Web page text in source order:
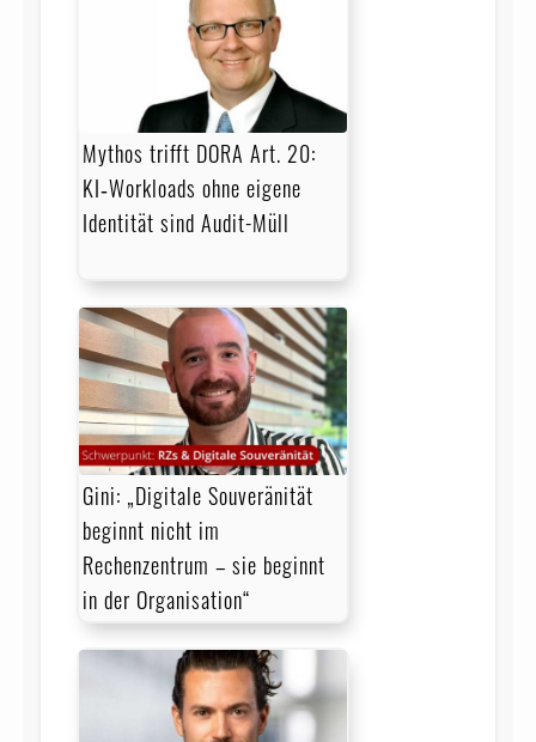
Mythos trifft DORA Art. 20:
KI‑Workloads ohne eigene
Identität sind Audit-Müll
Gini: „Digitale Souveränität
beginnt nicht im
Rechenzentrum – sie beginnt
in der Organisation“